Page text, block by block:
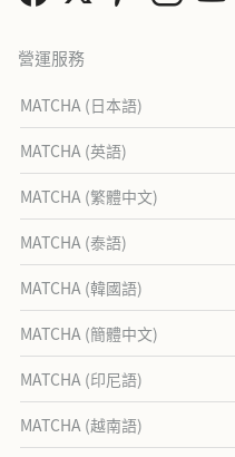
營運服務
MATCHA (日本語)
MATCHA (英語)
MATCHA (繁體中文)
MATCHA (泰語)
MATCHA (韓國語)
MATCHA (簡體中文)
MATCHA (印尼語)
MATCHA (越南語)